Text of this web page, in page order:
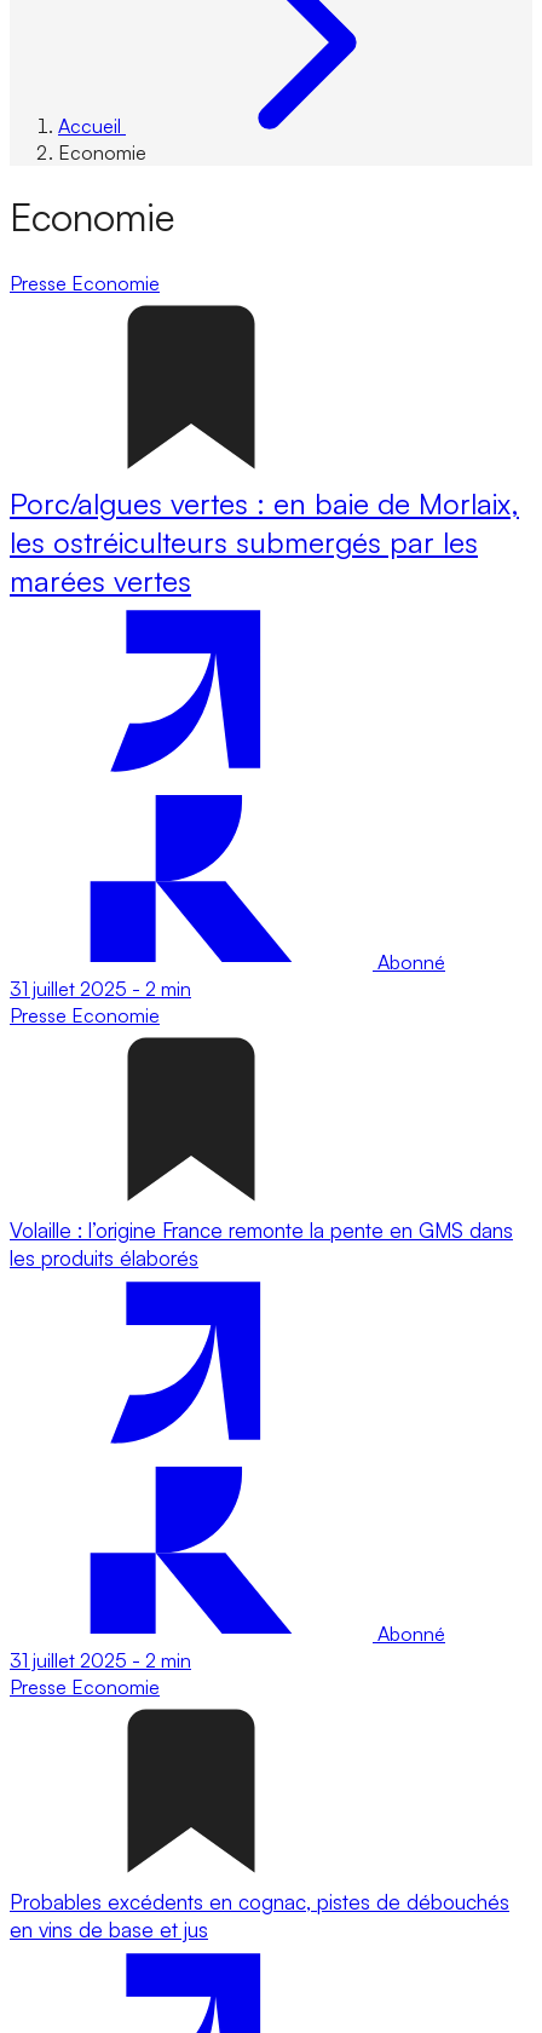
Accueil
Economie
Economie
Presse Economie
Porc/algues vertes : en baie de Morlaix,
les ostréiculteurs submergés par les
marées vertes
Abonné
31 juillet 2025 - 2 min
Presse Economie
Volaille : l’origine France remonte la pente en GMS dans
les produits élaborés
Abonné
31 juillet 2025 - 2 min
Presse Economie
Probables excédents en cognac, pistes de débouchés
en vins de base et jus